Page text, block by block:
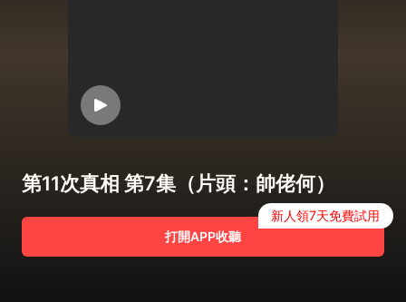
第11次真相 第7集（片頭：帥佬何）
打開APP收聽
新人領7天免費試用